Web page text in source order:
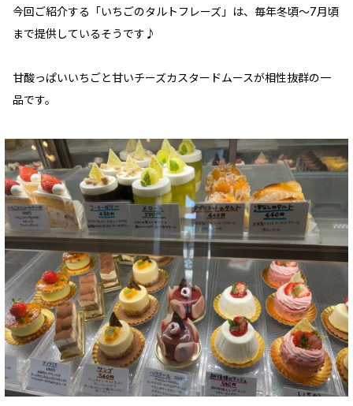
今回ご紹介する「いちごのタルトフレーズ」は、毎年冬頃～7月頃
まで提供しているそうです♪
甘酸っぱいいちごと甘いチーズカスタードムースが相性抜群の一
品です。